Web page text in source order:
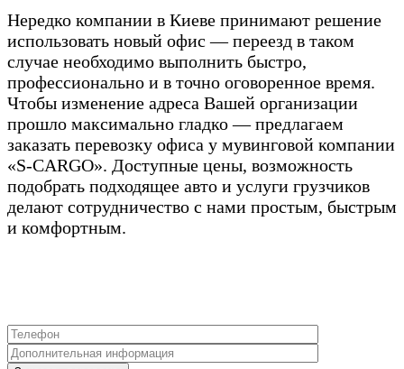
Нередко компании в Киеве принимают решение
использовать новый офис — переезд в таком
случае необходимо выполнить быстро,
профессионально и в точно оговоренное время.
Чтобы изменение адреса Вашей организации
прошло максимально гладко — предлагаем
заказать перевозку офиса у мувинговой компании
«S-CARGO». Доступные цены, возможность
подобрать подходящее авто и услуги грузчиков
делают сотрудничество с нами простым, быстрым
и комфортным.